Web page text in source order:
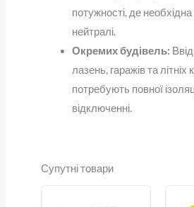
потужності, де
нейтралі.
Окремих будівель:
лазень, гаражів та
потребують повної
відключенні.
Супутні товари